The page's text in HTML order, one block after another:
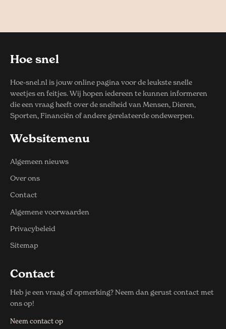
Hoe snel
Hoe-snel.nl is jouw online pagina voor de leukste snelle
weetjes en feitjes. Wij hopen iedereen te kunnen informeren
die een vraag heeft over de snelheid van Mensen, Dieren,
Sporten, Financiën of andere gerelateerde ondewerpen.
Websitemenu
Algemeen nieuws
Over ons
Contact
Algemene voorwaarden
Privacybeleid
Sitemap
Contact
Heb je een vraag of opmerking? Neem dan gerust contact met
ons op!
Neem contact op